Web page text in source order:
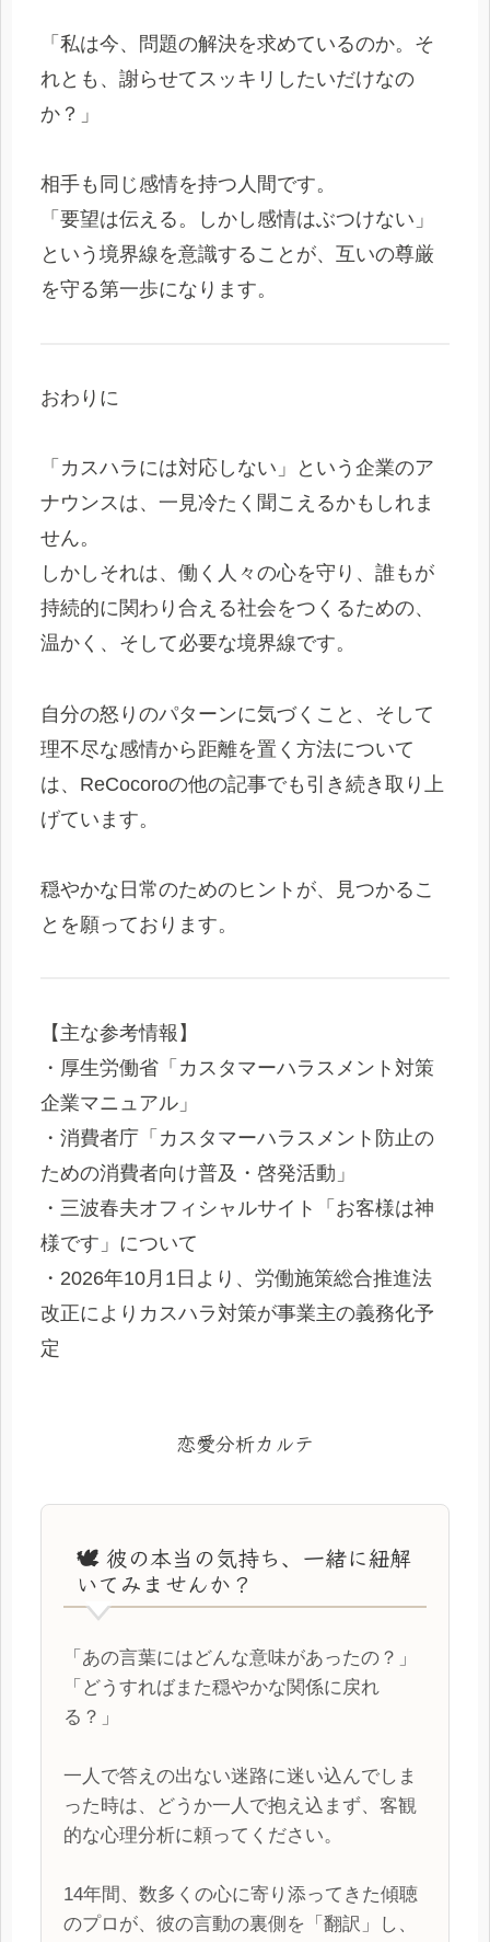
「私は今、問題の解決を求めているのか。そ
れとも、謝らせてスッキリしたいだけなの
か？」
相手も同じ感情を持つ人間です。
「要望は伝える。しかし感情はぶつけない」
という境界線を意識することが、互いの尊厳
を守る第一歩になります。
おわりに
「カスハラには対応しない」という企業のア
ナウンスは、一見冷たく聞こえるかもしれま
せん。
しかしそれは、働く人々の心を守り、誰もが
持続的に関わり合える社会をつくるための、
温かく、そして必要な境界線です。
自分の怒りのパターンに気づくこと、そして
理不尽な感情から距離を置く方法について
は、ReCocoroの他の記事でも引き続き取り上
げています。
穏やかな日常のためのヒントが、見つかるこ
とを願っております。
【主な参考情報】
・厚生労働省「カスタマーハラスメント対策
企業マニュアル」
・消費者庁「カスタマーハラスメント防止の
ための消費者向け普及・啓発活動」
・三波春夫オフィシャルサイト「お客様は神
様です」について
・2026年10月1日より、労働施策総合推進法
改正によりカスハラ対策が事業主の義務化予
定
恋愛分析カルテ
🕊️ 彼の本当の気持ち、一緒に紐解
いてみませんか？
「あの言葉にはどんな意味があったの？」
「どうすればまた穏やかな関係に戻れ
る？」
一人で答えの出ない迷路に迷い込んでしま
った時は、どうか一人で抱え込まず、客観
的な心理分析に頼ってください。
14年間、数多くの心に寄り添ってきた傾聴
のプロが、彼の言動の裏側を「翻訳」し、